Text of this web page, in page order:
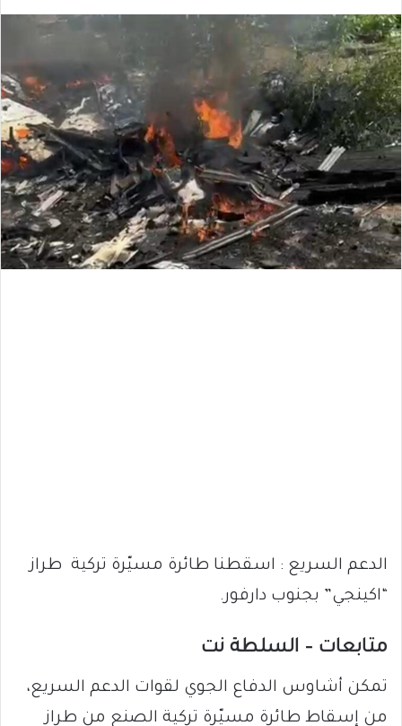
الدعم السريع : اسقطنا طائرة مسيّرة تركية طراز
“اكينجي” بجنوب دارفور.
متابعات – السلطة نت
تمكن أشاوس الدفاع الجوي لقوات الدعم السريع،
من إسقاط طائرة مسيّرة تركية الصنع من طراز